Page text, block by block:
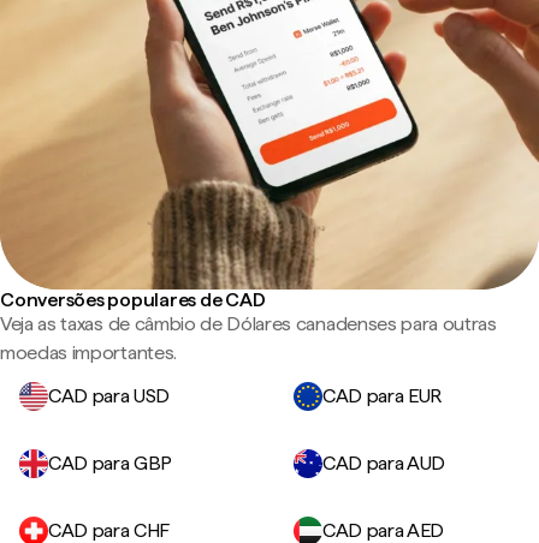
Conversões populares de CAD
Veja as taxas de câmbio de Dólares canadenses para outras
moedas importantes.
CAD para USD
CAD para EUR
CAD para GBP CAD para AUD
CAD para CHF CAD para AED